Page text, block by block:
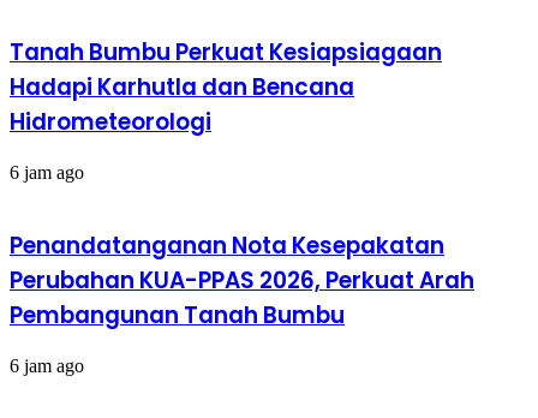
Tanah Bumbu Perkuat Kesiapsiagaan
Hadapi Karhutla dan Bencana
Hidrometeorologi
6 jam ago
Penandatanganan Nota Kesepakatan
Perubahan KUA-PPAS 2026, Perkuat Arah
Pembangunan Tanah Bumbu
6 jam ago